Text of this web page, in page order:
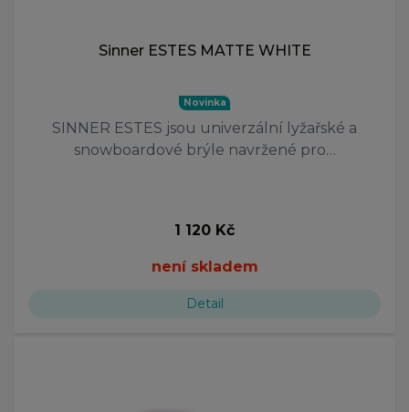
Sinner ESTES MATTE WHITE
Novinka
SINNER ESTES jsou univerzální lyžařské a
snowboardové brýle navržené pro…
1 120 Kč
není skladem
Detail